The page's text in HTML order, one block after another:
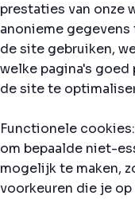
prestaties van onze
anonieme gegevens
de site gebruiken,
welke pagina's
de site te
Functionele
om bepaalde niet-
mogelijk te maken,
voorkeuren die je